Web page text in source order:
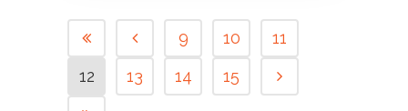
9 10
11
12
13 14 15